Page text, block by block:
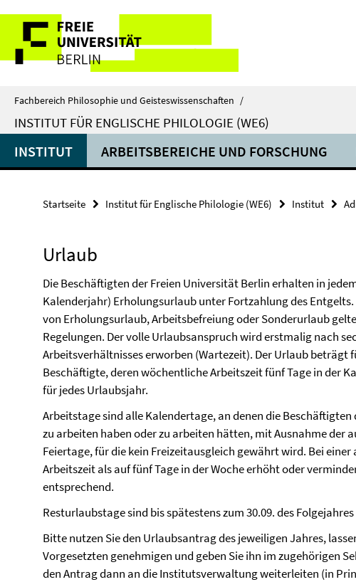
direkt
Inhalt
Service-
Navigation
Fachbereich Philosophie und Geisteswissenschaften /
INSTITUT FÜR ENGLISCHE PHILOLOGIE (WE6)
INSTITUT ARBEITSBEREICHE UND FORSCHUNG
Startseite Institut für Englische Philologie (WE6) Institut
Urlaub
Die Beschäftigten der Freien Universität Berlin erhalten in
Kalenderjahr) Erholungsurlaub unter Fortzahlung des
von Erholungsurlaub, Arbeitsbefreiung oder Sonderurlaub
Regelungen. Der volle Urlaubsanspruch wird erstmalig nach
Arbeitsverhältnisses erworben (Wartezeit). Der Urlaub beträgt
Beschäftigte, deren wöchentliche Arbeitszeit fünf Tage in der
für jedes Urlaubsjahr.
Arbeitstage sind alle Kalendertage, an denen die
zu arbeiten haben oder zu arbeiten hätten, mit Ausnahme der
Feiertage, für die kein Freizeitausgleich gewährt wird. Bei
Arbeitszeit als auf fünf Tage in der Woche erhöht oder
entsprechend.
Resturlaubstage sind bis spätestens zum 30.09. des
Bitte nutzen Sie den Urlaubsantrag des jeweiligen Jahres,
Vorgesetzten genehmigen und geben Sie ihn im zugehörigen
den Antrag dann an die Institutsverwaltung weiterleiten (in